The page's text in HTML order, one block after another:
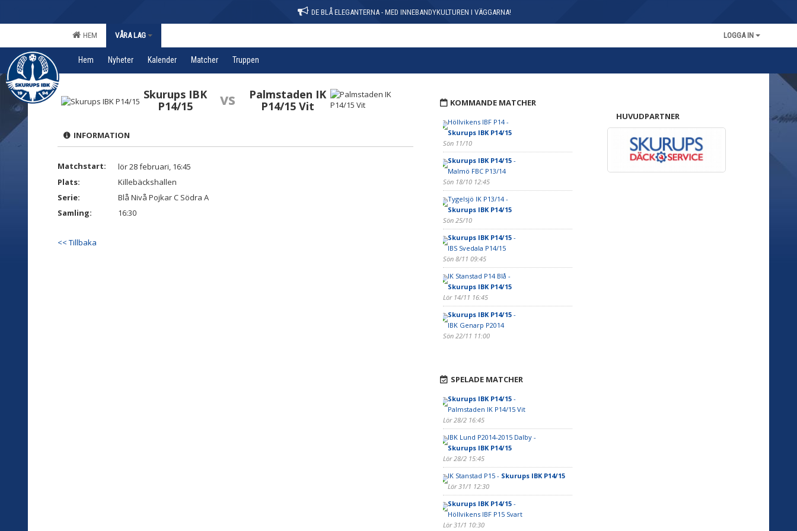
DE BLÅ ELEGANTERNA - MED INNEBANDYKULTUREN I VÄGGARNA!
HEM VÅRA LAG LOGGA IN
Hem Nyheter Kalender Matcher Truppen
Skurups IBK
P14/15
vs
Palmstaden IK
P14/15 Vit
INFORMATION
Matchstart:
lör 28 februari, 16:45
Plats:
Killebäckshallen
Serie:
Blå Nivå Pojkar C Södra A
Samling:
16:30
<< Tillbaka
KOMMANDE MATCHER
Höllvikens IBF P14 -
Skurups IBK P14/15
Sön 11/10
Skurups IBK P14/15-
Malmö FBC P13/14
Sön 18/10 12:45
Tygelsjö IK P13/14 -
Skurups IBK P14/15
Sön 25/10
Skurups IBK P14/15-
IBS Svedala P14/15
Sön 8/11 09:45
IK Stanstad P14 Blå -
Skurups IBK P14/15
Lör 14/11 16:45
Skurups IBK P14/15-
IBK Genarp P2014
Sön 22/11 11:00
SPELADE MATCHER
Skurups IBK P14/15-
Palmstaden IK P14/15 Vit
Lör 28/2 16:45
IBK Lund P2014-2015 Dalby -
Skurups IBK P14/15
Lör 28/2 15:45
IK Stanstad P15 - Skurups IBK P14/15
Lör 31/1 12:30
Skurups IBK P14/15-
Höllvikens IBF P15 Svart
Lör 31/1 10:30
HUVUDPARTNER